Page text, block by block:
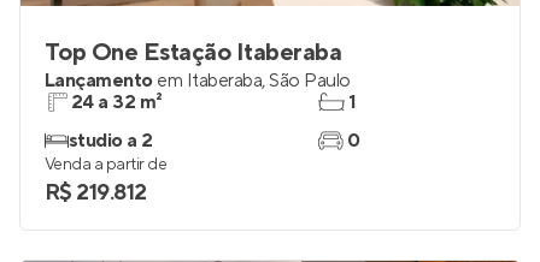
Top One Estação Itaberaba
Lançamento em Itaberaba,São Paulo
24 a 32 m²
studio a 2
1
0
Venda a partir de
R$ 219.812